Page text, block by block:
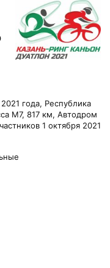
года, Республика
М7, 817 км, Автодром
1 октября 2021